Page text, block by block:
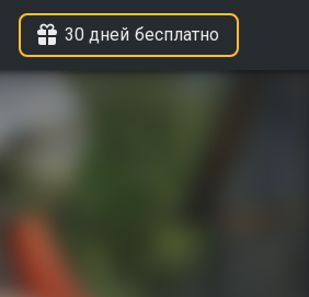
30 дней бесплатно